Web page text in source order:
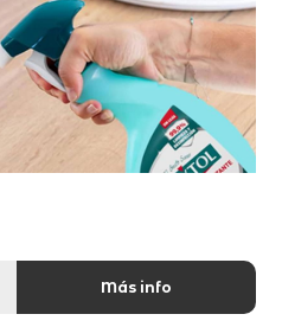
Más info